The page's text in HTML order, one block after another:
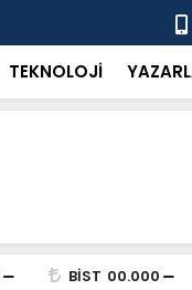
“Küçük bir
TEKNOLOJİ
BİST 00.000